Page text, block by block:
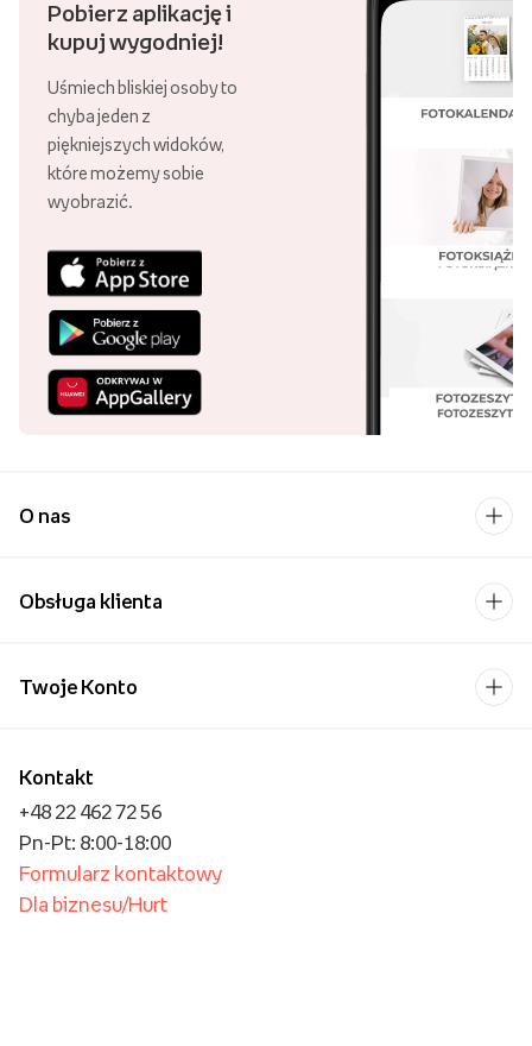
Pobierz aplikację i
kupuj wygodniej!
Uśmiech bliskiej osoby to
chyba jeden z
piękniejszych widoków,
które możemy sobie
wyobrazić.
O nas
Obsługa klienta
Kontakt
+48 22 462 72 56
Pn-Pt: 8:00-18:00
Formularz kontaktowy
Dla biznesu/Hurt
Twoje Konto